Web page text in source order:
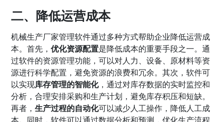
二、降低运营成本
机械生产厂家管理软件通过多种方式帮助企业降低运营成
本。首先，优化资源配置是降低成本的重要手段之一。通
过软件的资源管理功能，可以对人力、设备、原材料等资
源进行科学配置，避免资源的浪费和冗余。其次，软件可
以实现库存管理的智能化，通过对库存数据的实时监控和
分析，合理安排采购和生产计划，避免库存积压和短缺。
再者，生产过程的自动化可以减少人工操作，降低人工成